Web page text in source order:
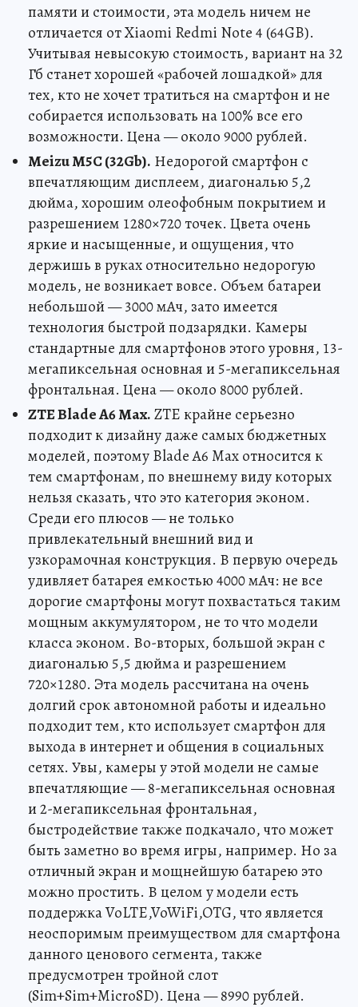
памяти и стоимости, эта модель ничем не
отличается от Xiaomi Redmi Note 4 (64GB).
Учитывая невысокую стоимость, вариант на 32
Гб станет хорошей «рабочей лошадкой» для
тех, кто не хочет тратиться на смартфон и не
собирается использовать на 100% все его
возможности. Цена — около 9000 рублей.
Meizu M5C (32Gb). Недорогой смартфон с
впечатляющим дисплеем, диагональю 5,2
дюйма, хорошим олеофобным покрытием и
разрешением 1280×720 точек. Цвета очень
яркие и насыщенные, и ощущения, что
держишь в руках относительно недорогую
модель, не возникает вовсе. Объем батареи
небольшой — 3000 мАч, зато имеется
технология быстрой подзарядки. Камеры
стандартные для смартфонов этого уровня, 13-
мегапиксельная основная и 5-мегапиксельная
фронтальная. Цена — около 8000 рублей.
ZTE Blade A6 Max.ZTE крайне серьезно
подходит к дизайну даже самых бюджетных
моделей, поэтому Blade A6 Max относится к
тем смартфонам, по внешнему виду которых
нельзя сказать, что это категория эконом.
Среди его плюсов — не только
привлекательный внешний вид и
узкорамочная конструкция. В первую очередь
удивляет батарея емкостью 4000 мАч: не все
дорогие смартфоны могут похвастаться таким
мощным аккумулятором, не то что модели
класса эконом. Во-вторых, большой экран с
диагональю 5,5 дюйма и разрешением
720×1280. Эта модель рассчитана на очень
долгий срок автономной работы и идеально
подходит тем, кто использует смартфон для
выхода в интернет и общения в социальных
сетях. Увы, камеры у этой модели не самые
впечатляющие — 8-мегапиксельная основная
и 2-мегапиксельная фронтальная,
быстродействие также подкачало, что может
быть заметно во время игры, например. Но за
отличный экран и мощнейшую батарею это
можно простить. В целом у модели есть
поддержка VoLTE,VoWiFi,OTG, что является
неоспоримым преимуществом для смартфона
данного ценового сегмента, также
предусмотрен тройной слот
(Sim+Sim+MicroSD). Цена — 8990 рублей.